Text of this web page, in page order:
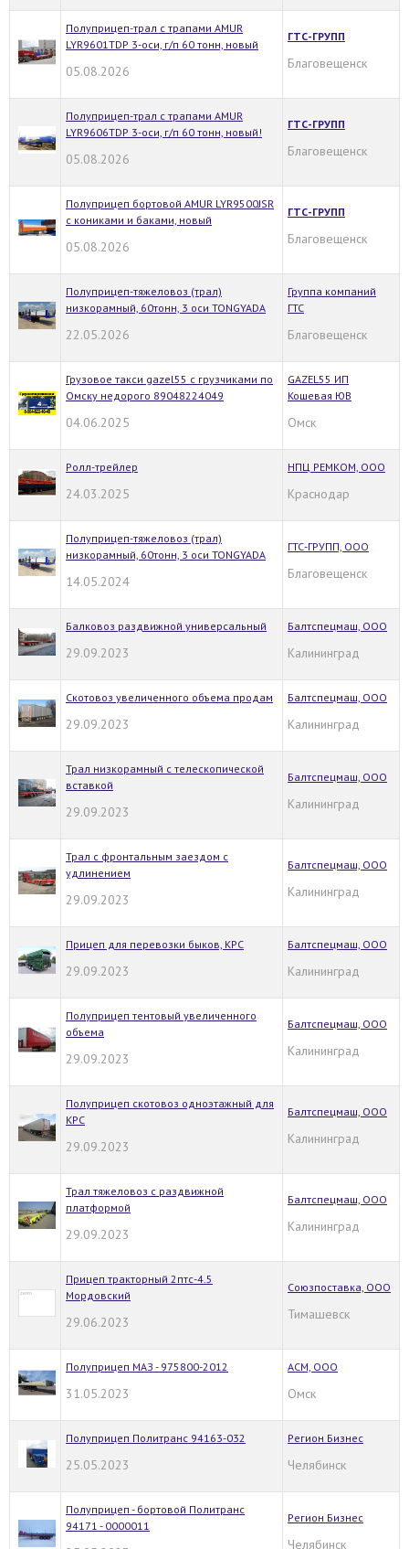
Полуприцеп-трал с трапами AMUR
LYR9601TDP 3-оси, г/п 60 тонн, новый
05.08.2026
ГТС-ГРУПП
Благовещенск
Полуприцеп-трал с трапами AMUR
LYR9606TDP 3-оси, г/п 60 тонн, новый!
05.08.2026
ГТС-ГРУПП
Благовещенск
Полуприцеп бортовой AMUR LYR9500JSR
с кониками и баками, новый
05.08.2026
ГТС-ГРУПП
Благовещенск
Полуприцеп-тяжеловоз (трал)
низкорамный, 60тонн, 3 оси TONGYADA
22.05.2026
Группа компаний
ГТС
Благовещенск
Грузовое такси gazel55 с грузчиками по
Омску недорого 89048224049
04.06.2025
GAZEL55 ИП
Кошевая ЮВ
Омск
Ролл-трейлер
24.03.2025
НПЦ РЕМКОМ, ООО
Краснодар
Полуприцеп-тяжеловоз (трал)
низкорамный, 60тонн, 3 оси TONGYADA
14.05.2024
ГТС-ГРУПП, ООО
Благовещенск
Балковоз раздвижной универсальный
29.09.2023
Балтспецмаш, ООО
Калининград
Скотовоз увеличенного объема продам
29.09.2023
Балтспецмаш, ООО
Калининград
Трал низкорамный с телескопической
вставкой
29.09.2023
Балтспецмаш, ООО
Калининград
Трал с фронтальным заездом с
удлинением
29.09.2023
Балтспецмаш, ООО
Калининград
Прицеп для перевозки быков, КРС
29.09.2023
Балтспецмаш, ООО
Калининград
Полуприцеп тентовый увеличенного
объема
29.09.2023
Балтспецмаш, ООО
Калининград
Полуприцеп скотовоз одноэтажный для
КРС
29.09.2023
Балтспецмаш, ООО
Калининград
Трал тяжеловоз с раздвижной
платформой
29.09.2023
Балтспецмаш, ООО
Калининград
Прицеп тракторный 2птс-4.5
Мордовский
29.06.2023
Союзпоставка, ООО
Тимашевск
Полуприцеп МАЗ - 975800-2012
31.05.2023
АСМ, ООО
Омск
Полуприцеп Политранс 94163-032
25.05.2023
Регион Бизнес
Челябинск
Полуприцеп - бортовой Политранс
94171 - 0000011
Регион Бизнес
Челябинск